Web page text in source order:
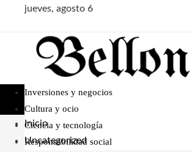
jueves, agosto 6
Inversiones y negocios
Cultura y ocio
Ciencia y tecnología
Responsabilidad social
Inicio
Uncategorized